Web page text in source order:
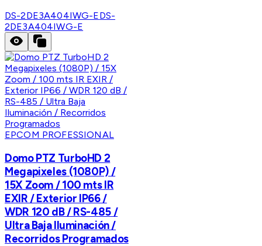
DS-2DE3A404IWG-EDS-
2DE3A404IWG-E
EPCOM PROFESSIONAL
Domo PTZ TurboHD 2
Megapixeles (1080P) /
15X Zoom / 100 mts IR
EXIR / Exterior IP66 /
WDR 120 dB / RS-485 /
Ultra Baja Iluminación /
Recorridos Programados